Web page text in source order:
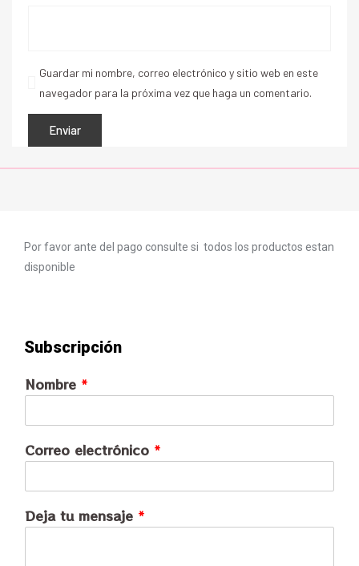
Guardar mi nombre, correo electrónico y sitio web en este
navegador para la próxima vez que haga un comentario.
Por favor ante del pago consulte si todos los productos estan
disponible
Subscripción
Nombre *
Correo electrónico *
Deja tu mensaje *